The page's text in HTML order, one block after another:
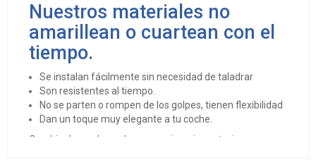
Nuestros materiales no
amarillean o cuartean con el
tiempo.
Se instalan fácilmente sin necesidad de taladrar
Son resistentes al tiempo.
No se parten o rompen de los golpes, tienen flexibilidad
Dan un toque muy elegante a tu coche.
Cambio de rumbo en los concesionarios asturianos con